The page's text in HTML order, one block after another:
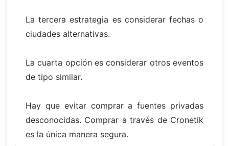
La tercera estrategia es considerar fechas o
ciudades alternativas.
La cuarta opción es considerar otros eventos
de tipo similar.
Hay que evitar comprar a fuentes privadas
desconocidas. Comprar a través de Cronetik
es la única manera segura.